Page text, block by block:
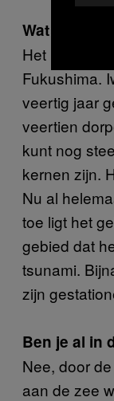
Wat voor
Het ligt aan
Fukushima.
veertig jaar
veertien
kunt nog
kernen zijn.
Nu al
toe ligt het
gebied dat
tsunami.
zijn
Ben je al in
Nee, door
aan de zee